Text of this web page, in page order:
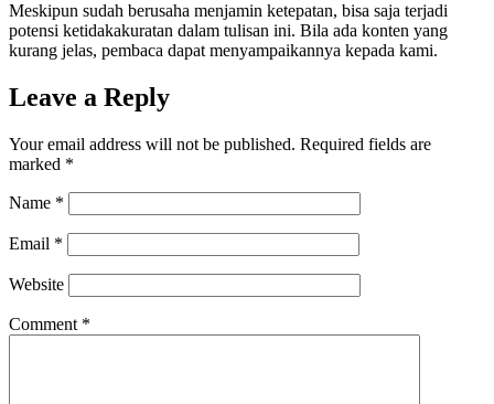
Meskipun sudah berusaha menjamin ketepatan, bisa saja terjadi
potensi ketidakakuratan dalam tulisan ini. Bila ada konten yang
kurang jelas, pembaca dapat menyampaikannya kepada kami.
Leave a Reply
Your email address will not be published. Required fields are
marked *
Name *
Email *
Website
Comment *